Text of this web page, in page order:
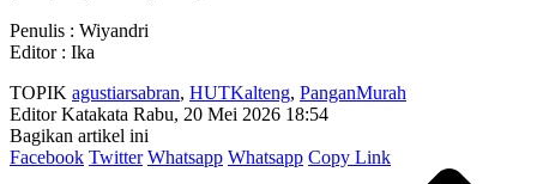
Penulis : Wiyandri
Editor : Ika
TOPIK agustiarsabran, HUTKalteng, PanganMurah
Editor Katakata Rabu, 20 Mei 2026 18:54
Bagikan artikel ini
Facebook Twitter Whatsapp Whatsapp Copy Link